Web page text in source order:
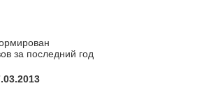
за последний год